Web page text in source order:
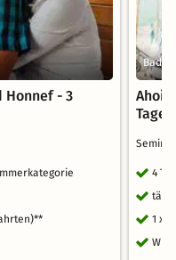
Honnef - 3
Bad
Tage
4
1 x